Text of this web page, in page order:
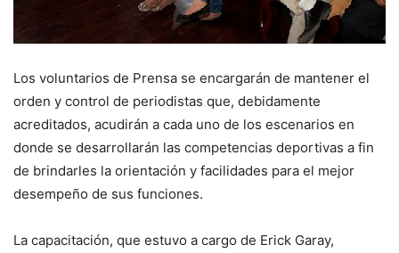
Los voluntarios de Prensa se encargarán de mantener el
orden y control de periodistas que, debidamente
acreditados, acudirán a cada uno de los escenarios en
donde se desarrollarán las competencias deportivas a fin
de brindarles la orientación y facilidades para el mejor
desempeño de sus funciones.
La capacitación, que estuvo a cargo de Erick Garay,